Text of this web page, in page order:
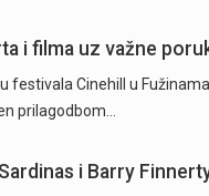
i filma uz važne
festivala Cinehill u
prilagodbom…
i Barry